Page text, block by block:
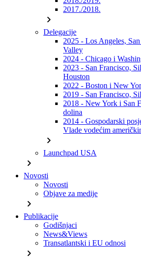
2017./2018.
chevron_right
Delegacije
2025 - Los Angeles,
Valley
2024 - Chicago i
2023 - San Francisco,
Houston
2022 - Boston i New
2019 - San Francisco,
2018 - New York i San
dolina
2014 - Gospodarski
Vlade vodećim
chevron_right
Launchpad USA
chevron_right
Novosti
Novosti
Objave za medije
chevron_right
Publikacije
Godišnjaci
News&Views
Transatlantski i EU odnosi
chevron_right